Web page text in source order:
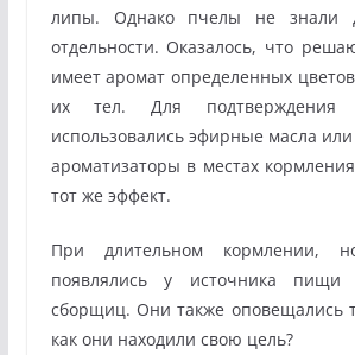
липы. Однако пчелы не знали
отдельности. Оказалось, что
имеет аромат определенных
их тел. Для подтверждения
использовались эфирные масла
ароматизаторы в местах
тот же эффект.
При длительном кормлении,
появлялись у источника пищи
сборщиц. Они также оповещались
как они находили свою цель?